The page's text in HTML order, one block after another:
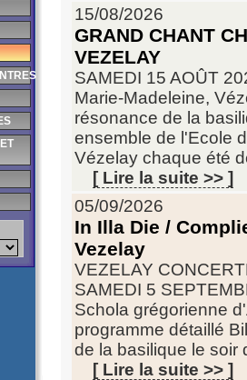
15/08/2026
GRAND CHANT
VEZELAY
SAMEDI 15 AOÛT
Marie-Madeleine,
résonance de la
ensemble de l'Ecole
Vézelay chaque été
[ Lire la suite >> ]
05/09/2026
In Illa Die /
Vezelay
VEZELAY
SAMEDI 5
Schola grégorienne
programme détaillé
de la basilique le soir
[ Lire la suite >> ]